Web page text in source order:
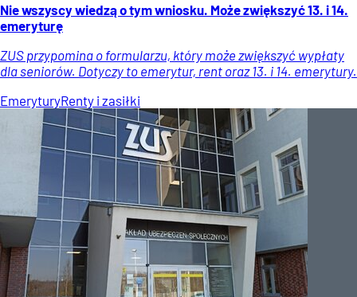
Nie wszyscy wiedzą o tym wniosku. Może zwiększyć 13. i 14.
emeryturę
ZUS przypomina o formularzu, który może zwiększyć wypłaty
dla seniorów. Dotyczy to emerytur, rent oraz 13. i 14. emerytury.
EmeryturyRenty i zasiłki